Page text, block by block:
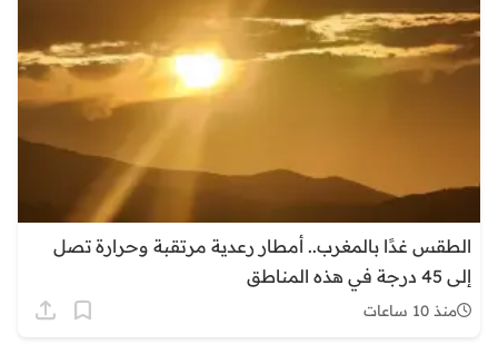
الطقس غدًا بالمغرب.. أمطار رعدية مرتقبة وحرارة تصل
إلى 45 درجة في هذه المناطق
منذ 10 ساعات